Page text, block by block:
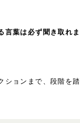
言葉は必ず聞き取れま
ションまで、段階を踏